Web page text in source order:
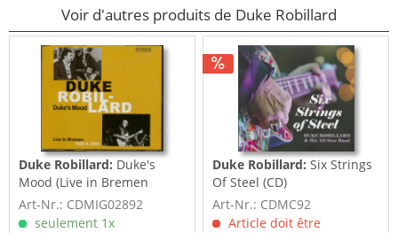
Voir d'autres produits de Duke Robillard
Duke Robillard: Duke's
Mood (Live in Bremen
1985/2008) (3-CD)
Art-Nr.: CDMIG02892
seulement 1x
Duke Robillard: Six Strings
Of Steel (CD)
Art-Nr.: CDMC92
Article doit être